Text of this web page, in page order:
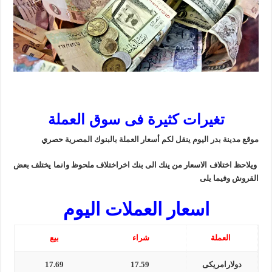
تغيرات كثيرة فى سوق العملة
موقع مدينة بدر اليوم ينقل لكم أسعار العملة بالبنوك المصرية حصري
ويلاحظ اختلاف الاسعار من ينك الى بنك اخراختلاف ملحوظ وانما يختلف بعض
القروش وفيما يلى
اسعار العملات اليوم
العملة شراء بيع
دولارامريكى 17.59
17.69